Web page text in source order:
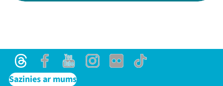
ThreadsFacebookYoutubeInstagram
Flick TikTok
Sazinies ar mums